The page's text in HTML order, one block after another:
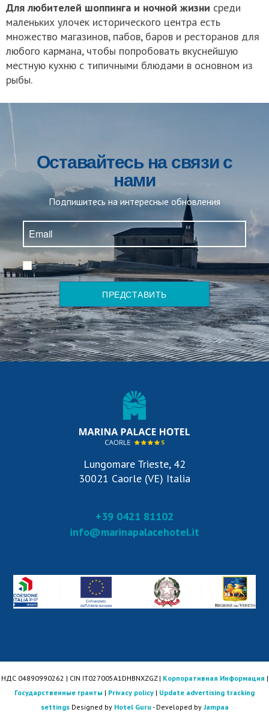
Для любителей шоппинга и ночной жизни среди
маленьких улочек исторического центра есть
множество магазинов, пабов, баров и ресторанов для
любого кармана, чтобы попробовать вкуснейшую
местную кухню с типичными блюдами в основном из
рыбы.
Оставайтесь на связи с
нами
Подпишитесь на интересные обновления
*
ПРЕДСТАВИТЬ
Lungomare Trieste, 42
30021 Caorle (VE) Italia
+39 0421 81102
info@marinapalacehotel.it
НДС 04890990262 | CIN IT027005A1DHBNXZGZ | Корпоративная Информация |
Государственные гранты | Privacy policy | Update advertising tracking
settings Designed by Hotel Guru - Developed by Jampaa